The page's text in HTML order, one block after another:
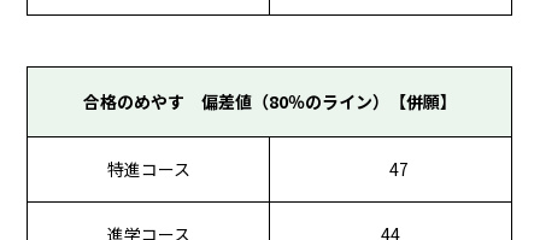
合格のめやす 偏差値（80％のライン）【併願】
特進コース 47
進学コース 44